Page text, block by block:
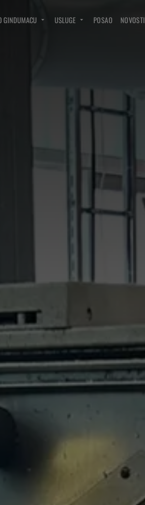
GINDUMACU USLUGE POSAO NOVOSTI